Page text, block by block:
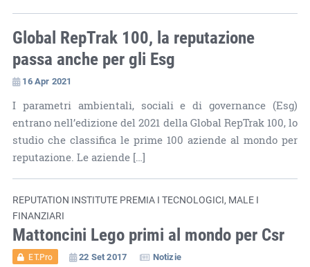
Global RepTrak 100, la reputazione
passa anche per gli Esg
16 Apr 2021
I parametri ambientali, sociali e di governance (Esg)
entrano nell’edizione del 2021 della Global RepTrak 100, lo
studio che classifica le prime 100 aziende al mondo per
reputazione. Le aziende […]
REPUTATION INSTITUTE PREMIA I TECNOLOGICI, MALE I
FINANZIARI
Mattoncini Lego primi al mondo per Csr
ET.Pro 22 Set 2017 Notizie